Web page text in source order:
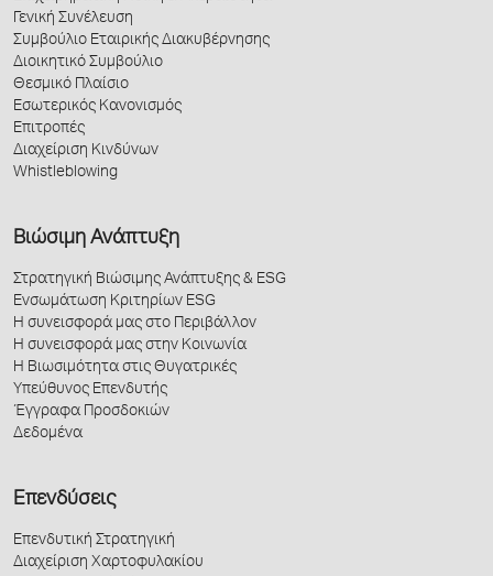
Γενική Συνέλευση
Συμβούλιο Εταιρικής Διακυβέρνησης
Διοικητικό Συμβούλιο
Θεσμικό Πλαίσιο
Εσωτερικός Κανονισμός
Επιτροπές
Διαχείριση Κινδύνων
Whistleblowing
Βιώσιμη Ανάπτυξη
Στρατηγική Βιώσιμης Ανάπτυξης & ESG
Ενσωμάτωση Κριτηρίων ESG
Η συνεισφορά μας στο Περιβάλλον
Η συνεισφορά μας στην Κοινωνία
Η Βιωσιμότητα στις Θυγατρικές
Υπεύθυνος Επενδυτής
Έγγραφα Προσδοκιών
Δεδομένα
Επενδύσεις
Επενδυτική Στρατηγική
Διαχείριση Χαρτοφυλακίου